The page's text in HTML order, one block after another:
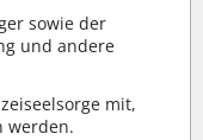
sowie der
und andere
mit,
werden.